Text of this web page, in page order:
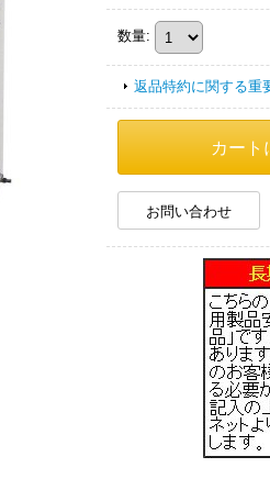
数量:
返品特約に関する重
お問い合わせ